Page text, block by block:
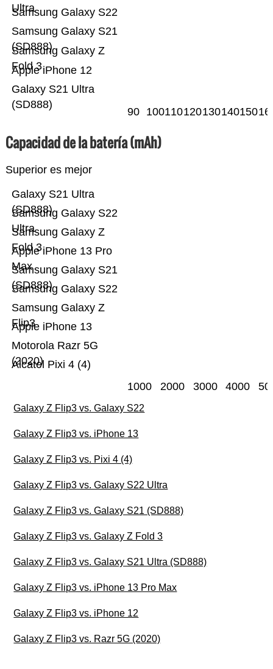
Galaxy S21 Ultra
(SD888)
Apple iPhone 12
Samsung Galaxy Z
Fold 3
Samsung Galaxy S21
(SD888)
Samsung Galaxy S22
Ultra
90 100110120130140150
Capacidad de la batería (mAh)
Superior es mejor
Alcatel Pixi 4 (4)
Motorola Razr 5G
(2020)
Apple iPhone 13
Samsung Galaxy Z
Flip3
Samsung Galaxy S22
Samsung Galaxy S21
(SD888)
Apple iPhone 13 Pro
Max
Samsung Galaxy Z
Fold 3
Samsung Galaxy S22
Ultra
Galaxy S21 Ultra
(SD888)
1000 2000 3000 4000
Galaxy Z Flip3 vs. Galaxy S22
Galaxy Z Flip3 vs. iPhone 13
Galaxy Z Flip3 vs. Pixi 4 (4)
Galaxy Z Flip3 vs. Galaxy S22 Ultra
Galaxy Z Flip3 vs. Galaxy S21 (SD888)
Galaxy Z Flip3 vs. Galaxy Z Fold 3
Galaxy Z Flip3 vs. Galaxy S21 Ultra (SD888)
Galaxy Z Flip3 vs. iPhone 13 Pro Max
Galaxy Z Flip3 vs. iPhone 12
Galaxy Z Flip3 vs. Razr 5G (2020)